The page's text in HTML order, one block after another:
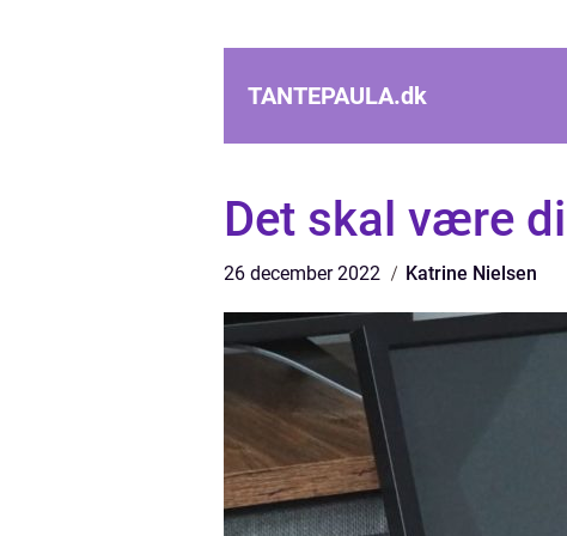
TANTEPAULA.dk
Det skal være
26 december 2022 Katrine Nielsen